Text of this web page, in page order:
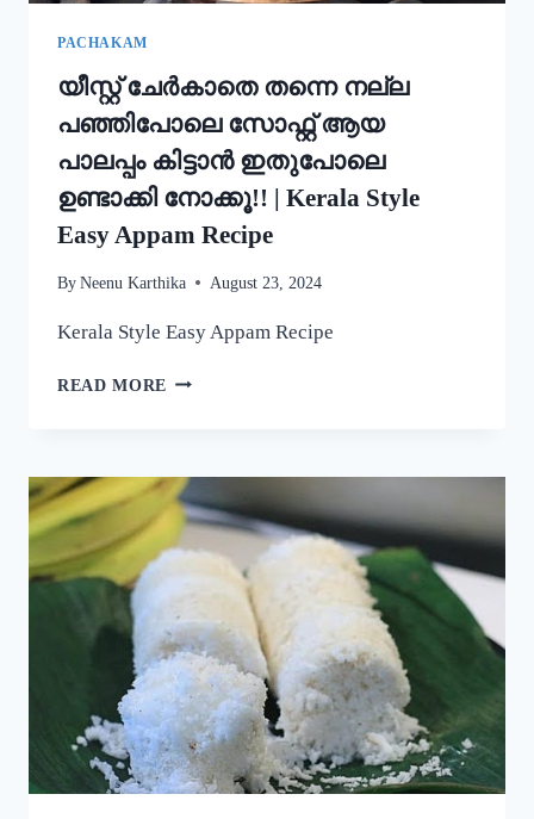
PACHAKAM
യീസ്റ്റ് ചേർകാതെ തന്നെ നല്ല
പഞ്ഞിപോലെ സോഫ്റ്റ് ആയ
പാലപ്പം കിട്ടാൻ ഇതുപോലെ
ഉണ്ടാക്കി നോക്കൂ!! | Kerala Style
Easy Appam Recipe
By Neenu Karthika August 23, 2024
Kerala Style Easy Appam Recipe
READ MORE യീസ്റ്റ്
പഞ്ഞിപോലെ
സോഫ്റ്റ്
ആയ
പാലപ്പം
കിട്ടാൻ
ഇതുപോലെ
ഉണ്ടാക്കി
നോക്കൂ!!
|
KERALA
STYLE
EASY
APPAM